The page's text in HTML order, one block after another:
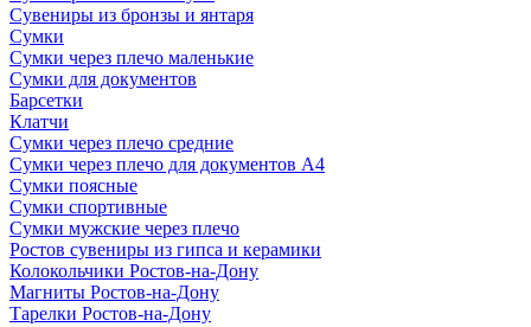
Сувениры из бронзы и янтаря
Сумки
Сумки через плечо маленькие
Сумки для документов
Барсетки
Клатчи
Сумки через плечо средние
Сумки через плечо для документов А4
Сумки поясные
Сумки спортивные
Сумки мужские через плечо
Ростов сувениры из гипса и керамики
Колокольчики Ростов-на-Дону
Магниты Ростов-на-Дону
Тарелки Ростов-на-Дону